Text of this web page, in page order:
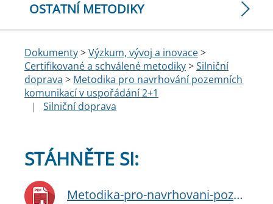
OSTATNÍ METODIKY
Dokumenty>Výzkum, vývoj a inovace>
Certifikované a schválené metodiky>Silniční
doprava > Metodika pro navrhování pozemních
komunikací v uspořádání 2+1
|
Silniční doprava
STÁHNĚTE SI:
Metodika-pro-navrhovani-pozemnich-komunikaci-v-usporadani-2-1.pdf